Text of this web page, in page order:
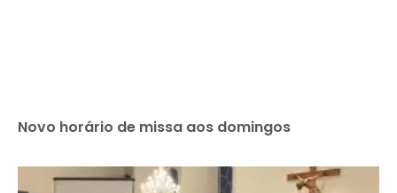
Novo horário de missa aos domingos